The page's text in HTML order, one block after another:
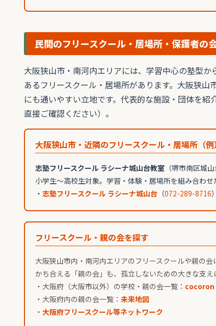
民間のフリースクール・居場所・保護者の
大阪狭山市・南河内エリアには、学習中心の塾型
あるフリースクール・居場所があります。大阪狭
にも通いやすい立地です。代表的な施設・団体を
直接ご確認ください）。
大阪狭山市・近隣のフリースクール・居場所（例）
志塾フリースクール ラシーナ城山台教室 （堺市南区城
小学生〜高校生対象。学習・体験・居場所を組み合わせ
・ 志塾フリースクール ラシーナ城山台 （072-289-8716）
フリースクール・親の会を探す
大阪狭山市内・南河内エリアのフリースクールや親の
かち合える「親の会」も、孤立しないための大きな支え
・大阪府（大阪市以外）の学校・親の会一覧： cocoron
・大阪府内の親の会一覧： 未来地図
・ 大阪府フリースクール等ネットワーク